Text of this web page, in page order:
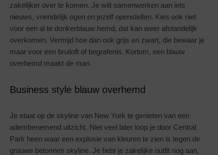
zakelijker over te komen. Je wilt samenwerken aan iets
nieuws, vriendelijk ogen en jezelf openstellen. Kies ook niet
voor een al te donkerblauw hemd, dat kan weer afstandelijk
overkomen. Vermijd hoe dan ook grijs en zwart, die bewaar je
maar voor een bruiloft of begrafenis. Kortom, een blauw
overhemd maakt de man.
Business style blauw overhemd
Je staat op de skyline van New York te genieten van een
adembenemend uitzicht. Niet veel later loop je door Central
Park heen waar een explosie van kleuren te zien is tegen de
grauwe betonnen skyline. Je hebt je zakelijke outfit nog aan,